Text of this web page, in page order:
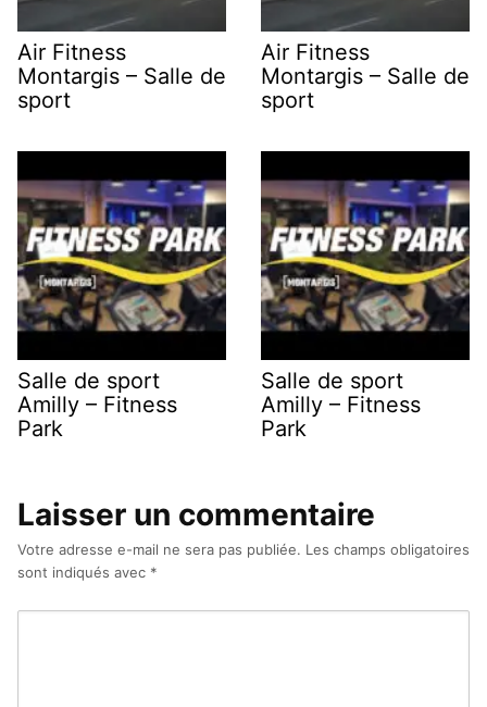
Air Fitness
Montargis – Salle de
sport
Air Fitness
Montargis – Salle de
sport
Salle de sport
Amilly – Fitness
Park
Salle de sport
Amilly – Fitness
Park
Laisser un commentaire
Votre adresse e-mail ne sera pas publiée. Les champs obligatoires
sont indiqués avec *